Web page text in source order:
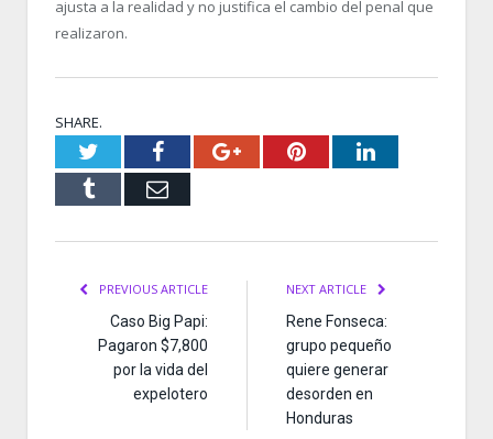
ajusta a la realidad y no justifica el cambio del penal que
realizaron.
SHARE.
TwitterFacebookGoogle+PinterestLinkedIn
Tumblr Email
PREVIOUS ARTICLE
Caso Big Papi:
Pagaron $7,800
por la vida del
expelotero
NEXT ARTICLE
Rene Fonseca:
grupo pequeño
quiere generar
desorden en
Honduras